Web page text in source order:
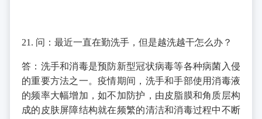
21. 问：最近一直在勤洗手，但是越洗越干怎么办？
答：洗手和消毒是预防新型冠状病毒等各种病菌入侵
的重要方法之一。疫情期间，洗手和手部使用消毒液
的频率大幅增加，如不加防护，由皮脂膜和角质层构
成的皮肤屏障结构就在频繁的清洁和消毒过程中不断